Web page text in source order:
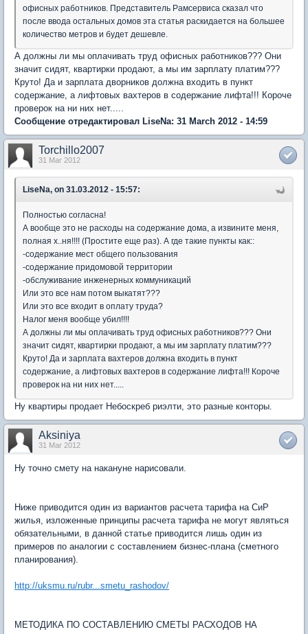
офисных работников. Представитель Рамсервиса сказал что
после ввода остальных домов эта статья раскидается на большее
количество метров и будет дешевле.
А должны ли мы оплачивать труд офисных работников??? Они
значит сидят, квартирки продают, а мы им зарплату платим???
Круто! Да и зарплата дворников должна входить в пункт
содержание, а лифтовых вахтеров в содержание лифта!!! Короче
проверок на ни них нет.....
Сообщение отредактировал LiseNa: 31 March 2012 - 14:59
Torchillo2007
31 Mar 2012
LiseNa, on 31.03.2012 - 15:57:
Полностью согласна!
А вообще это не расходы на содержание дома, а извините меня,
полная х..ня!!!! (Простите еще раз). А где такие пункты как::
-содержание мест общего пользования
-содержание придомовой территории
-обслуживание инженерных коммуникаций
Или это все нам потом выкатят???
Или это все входит в оплату труда?
Налог меня вообще убил!!!!
А должны ли мы оплачивать труд офисных работников??? Они
значит сидят, квартирки продают, а мы им зарплату платим???
Круто! Да и зарплата вахтеров должна входить в пункт
содержание, а лифтовых вахтеров в содержание лифта!!! Короче
проверок на ни них нет.....
Ну квартиры продает Небоскреб риэлти, это разные конторы.
Aksiniya
31 Mar 2012
Ну точно смету на накануне нарисовали.
Ниже приводится один из вариантов расчета тарифа на СиР
жилья, изложенные принципы расчета тарифа не могут являться
обязательными, в данной статье приводится лишь один из
примеров по аналогии с составлением бизнес-плана (сметного
планирования).
http://uksmu.ru/rubr...smetu_rashodov/
МЕТОДИКА ПО СОСТАВЛЕНИЮ СМЕТЫ РАСХОДОВ НА